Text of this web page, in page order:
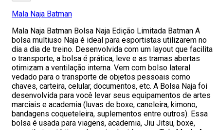
Mala Naja Batman
Mala Naja Batman Bolsa Naja Edição Limitada Batman A
bolsa multiuso Naja é ideal para esportistas utilizarem no
dia a dia de treino. Desenvolvida com um layout que facilita
o transporte, a bolsa é prática, leve e as tramas abertas
otimizam a ventilação interna. Vem com bolso lateral
vedado para o transporte de objetos pessoais como
chaves, carteira, celular, documentos, etc. A Bolsa Naja foi
desenvolvida para você levar seus equipamentos de artes
marciais e academia (luvas de boxe, caneleira, kimono,
bandagens coqueteleira, suplementos entre outros). Essa
bolsa é usada para viagens, academia, Jiu Jitsu, boxe,